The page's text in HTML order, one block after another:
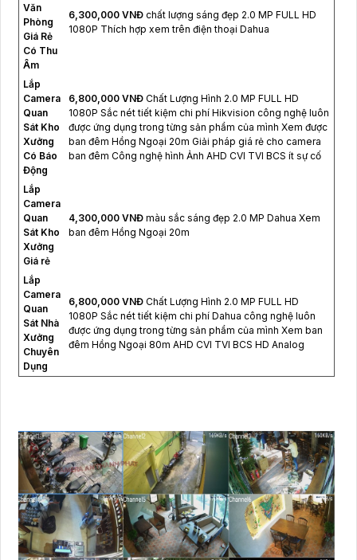
Văn
Phòng
Giá Rẻ
Có Thu
Âm
6,300,000 VNĐ chất lượng sáng đẹp 2.0 MP FULL HD
1080P Thích hợp xem trên điện thoại Dahua
Lắp
Camera
Quan
Sát Kho
Xưởng
Có Báo
Động
6,800,000 VNĐ Chất Lượng Hình 2.0 MP FULL HD
1080P Sắc nét tiết kiệm chi phí Hikvision công nghệ luôn
được ứng dụng trong từng sản phẩm của mình Xem được
ban đêm Hồng Ngoại 20m Giải pháp giá rẻ cho camera
ban đêm Công nghệ hình Ảnh AHD CVI TVI BCS ít sự cố
Lắp
Camera
Quan
Sát Kho
Xưởng
Giá rẻ
4,300,000 VNĐ màu sắc sáng đẹp 2.0 MP Dahua Xem
ban đêm Hồng Ngoại 20m
Lắp
Camera
Quan
Sát Nhà
Xưởng
Chuyên
Dụng
6,800,000 VNĐ Chất Lượng Hình 2.0 MP FULL HD
1080P Sắc nét tiết kiệm chi phí Dahua công nghệ luôn
được ứng dụng trong từng sản phẩm của mình Xem ban
đêm Hồng Ngoại 80m AHD CVI TVI BCS HD Analog